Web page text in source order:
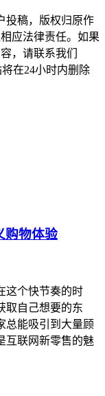
投稿，版权归原作
应法律责任。如果
，请联系我们
将在24小时内删除
购物体验
这个快节奏的时
取自己想要的东
总能吸引到大量顾
互联网新零售的魅